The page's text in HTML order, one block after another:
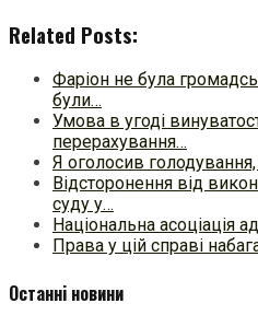
Related Posts:
Фаріон не була
були…
Умова в угоді
перерахування…
Я оголосив голодування,
Відсторонення від
суду у…
Національна асоціація
Права у цій справі
Останні новини